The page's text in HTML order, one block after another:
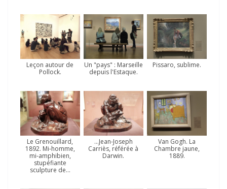
Leçon autour de
Pollock.
Un "pays" : Marseille
depuis l'Estaque.
Pissaro, sublime.
Le Grenouillard,
1892. Mi-homme,
mi-amphibien,
stupéfiante
sculpture de…
…Jean-Joseph
Carriès, référée à
Darwin.
Van Gogh. La
Chambre jaune,
1889.